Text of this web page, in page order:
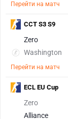
Перейти на матч
Zero
Washington
Перейти на матч
CCT S3 S9
Zero
Alliance
ECL EU Cup